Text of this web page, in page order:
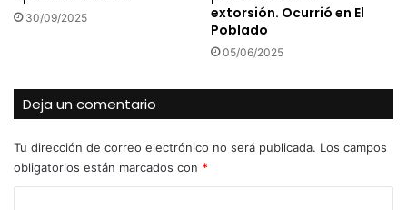
30/09/2025
extorsión. Ocurrió en El
Poblado
05/06/2025
Deja un comentario
Tu dirección de correo electrónico no será publicada. Los campos
obligatorios están marcados con *